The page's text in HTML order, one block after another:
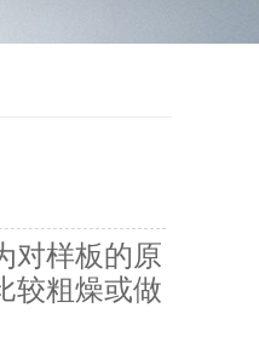
对样板的原
较粗燥或做